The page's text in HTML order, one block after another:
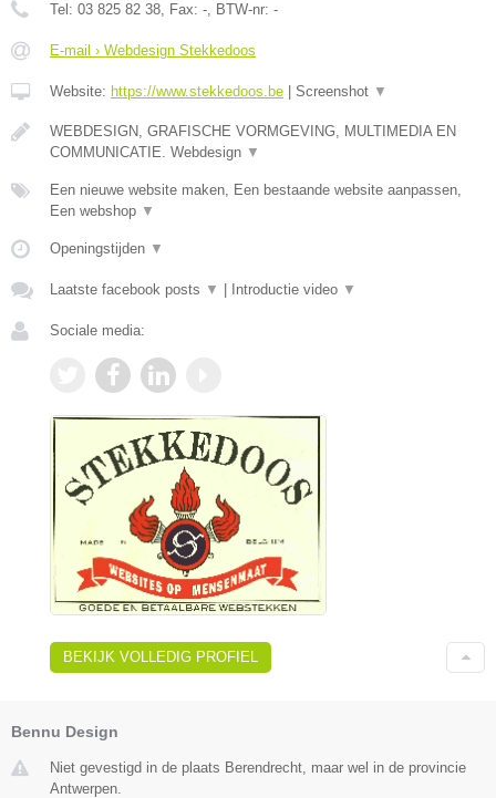
Tel: 03 825 82 38, Fax: -, BTW-nr: -
E-mail › Webdesign Stekkedoos
Website: https://www.stekkedoos.be Screenshot ▼
WEBDESIGN, GRAFISCHE VORMGEVING, MULTIMEDIA EN
COMMUNICATIE. Webdesign ▼
Een nieuwe website maken, Een bestaande website aanpassen,
Een webshop ▼
Openingstijden ▼
Laatste facebook posts ▼ Introductie video ▼
Sociale media:
BEKIJK VOLLEDIG PROFIEL
Bennu Design
Niet gevestigd in de plaats Berendrecht, maar wel in de provincie
Antwerpen.